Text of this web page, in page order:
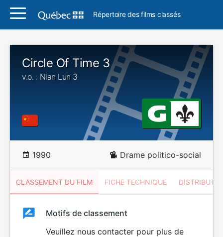
Répertoire des films classés
Circle Of Time 3
v.o. : Nian Lun 3
1990 Drame politico-social
CLASSEMENT DU FILM FICHE TECHNIQUE
ClassementClassement
Motifs de classement
Veuillez nous contacter pour plus de